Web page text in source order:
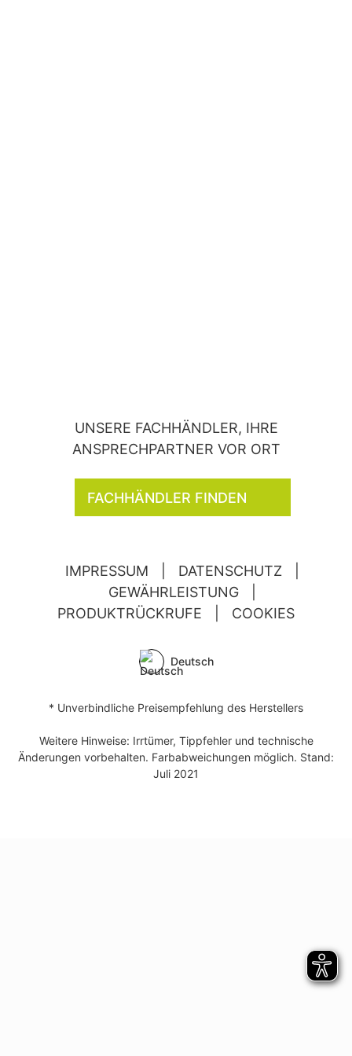
UNSERE FACHHÄNDLER, IHRE
ANSPRECHPARTNER VOR ORT
FACHHÄNDLER FINDEN
IMPRESSUM DATENSCHUTZ
GEWÄHRLEISTUNG
PRODUKTRÜCKRUFE
COOKIES
Deutsch
* Unverbindliche Preisempfehlung des Herstellers
Weitere Hinweise: Irrtümer, Tippfehler und technische
Änderungen vorbehalten. Farbabweichungen möglich. Stand:
Juli 2021